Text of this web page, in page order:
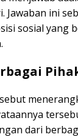
Jawaban ini
sosial yang
dari